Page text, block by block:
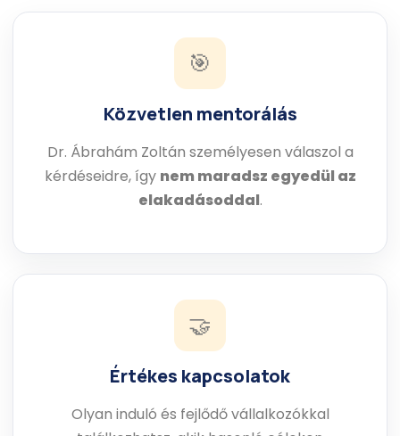
🎯
Közvetlen mentorálás
Dr. Ábrahám Zoltán személyesen válaszol a
kérdéseidre, így nem maradsz egyedül az
elakadásoddal.
🤝
Értékes kapcsolatok
Olyan induló és fejlődő vállalkozókkal